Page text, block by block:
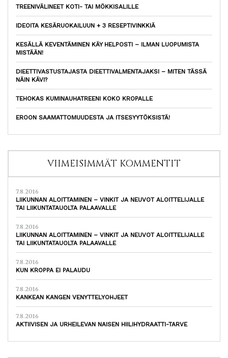
TREENIVÄLINEET KOTI- TAI MÖKKISALILLE
IDEOITA KESÄRUOKAILUUN + 3 RESEPTIVINKKIÄ
KESÄLLÄ KEVENTÄMINEN KÄY HELPOSTI – ILMAN LUOPUMISTA
MISTÄÄN!
DIEETTIVASTUSTAJASTA DIEETTIVALMENTAJAKSI – MITEN TÄSSÄ
NÄIN KÄVI?
TEHOKAS KUMINAUHATREENI KOKO KROPALLE
EROON SAAMATTOMUUDESTA JA ITSESYYTÖKSISTÄ!
VIIMEISIMMÄT KOMMENTIT
7.8.2016
LIIKUNNAN ALOITTAMINEN – VINKIT JA NEUVOT ALOITTELIJALLE
TAI LIIKUNTATAUOLTA PALAAVALLE
7.8.2016
LIIKUNNAN ALOITTAMINEN – VINKIT JA NEUVOT ALOITTELIJALLE
TAI LIIKUNTATAUOLTA PALAAVALLE
7.8.2016
KUN KROPPA EI PALAUDU
7.8.2016
KANKEAN KANGEN VENYTTELYOHJEET
7.8.2016
AKTIIVISEN JA URHEILEVAN NAISEN HIILIHYDRAATTI-TARVE